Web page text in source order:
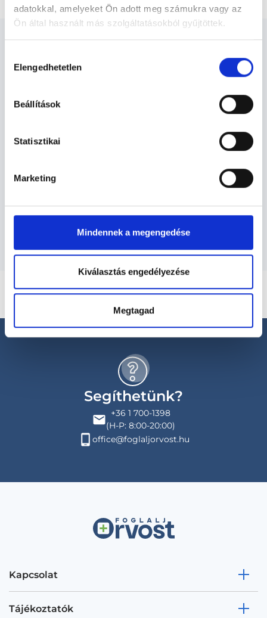
adatokkal, amelyeket Ön adott meg számukra vagy az
Ön által használt más szolgáltatásokból gyűjtöttek.
szabályzat:https://foglaljorvost.hu/info/foglaljorvost-
kiválasztása
Elengedhetetlen
Beállítások
Statisztikai
Marketing
Mindennek a megengedése
Kiválasztás engedélyezése
Megtagad
Pszichológia TERÜLETHEZ KAPCSOLÓDÓ
Szolgáltatások
Budapesti és vidéki pszichológus orvosok
Segíthetünk?
+36 1 700-1398
(H-P: 8:00-20:00)
office@foglaljorvost.hu
Kapcsolat
Tájékoztatók